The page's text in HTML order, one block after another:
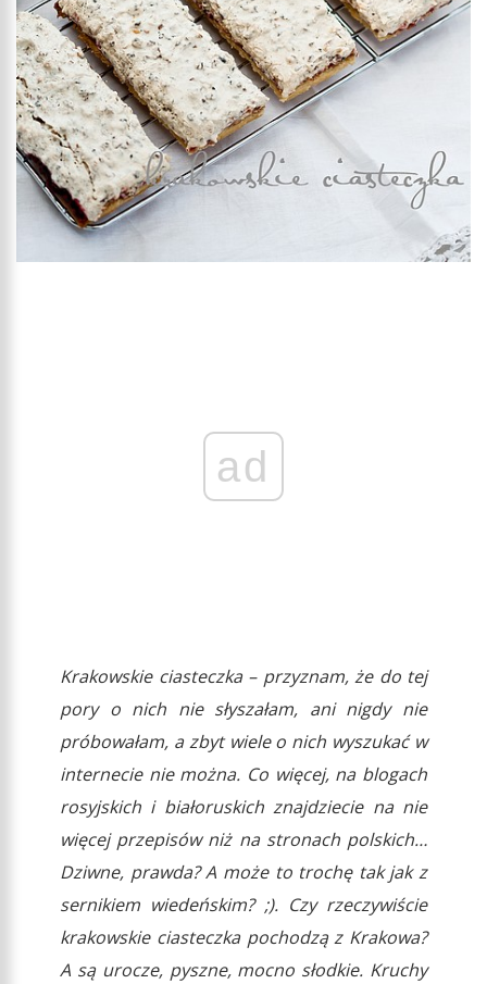
ad
Krakowskie ciasteczka – przyznam, że do tej
pory o nich nie słyszałam, ani nigdy nie
próbowałam, a zbyt wiele o nich wyszukać w
internecie nie można. Co więcej, na blogach
rosyjskich i białoruskich znajdziecie na nie
więcej przepisów niż na stronach polskich…
Dziwne, prawda? A może to trochę tak jak z
sernikiem wiedeńskim? ;). Czy rzeczywiście
krakowskie ciasteczka pochodzą z Krakowa?
A są urocze, pyszne, mocno słodkie. Kruchy